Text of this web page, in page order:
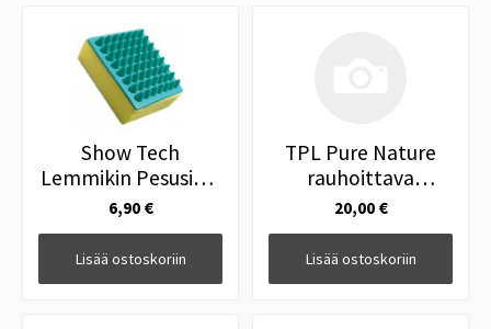
Show Tech
Lemmikin Pesusieni
Hierovilla
Kuminystyillä
6,90 €
Lisää ostoskoriin
TPL Pure Nature
rauhoittava
turkkiöljy, 30ml
20,00 €
Lisää ostoskoriin